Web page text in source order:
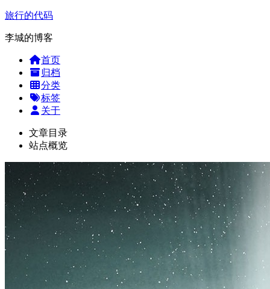
旅行的代码
李城的博客
首页
归档
分类
标签
关于
文章目录
站点概览